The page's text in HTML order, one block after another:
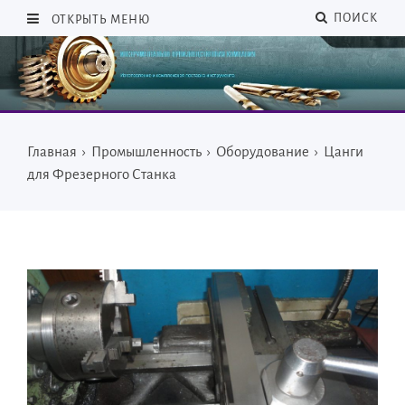
ОТКРЫТЬ МЕНЮ ПОИСК
Главная › Промышленность › Оборудование › Цанги
для Фрезерного Станка